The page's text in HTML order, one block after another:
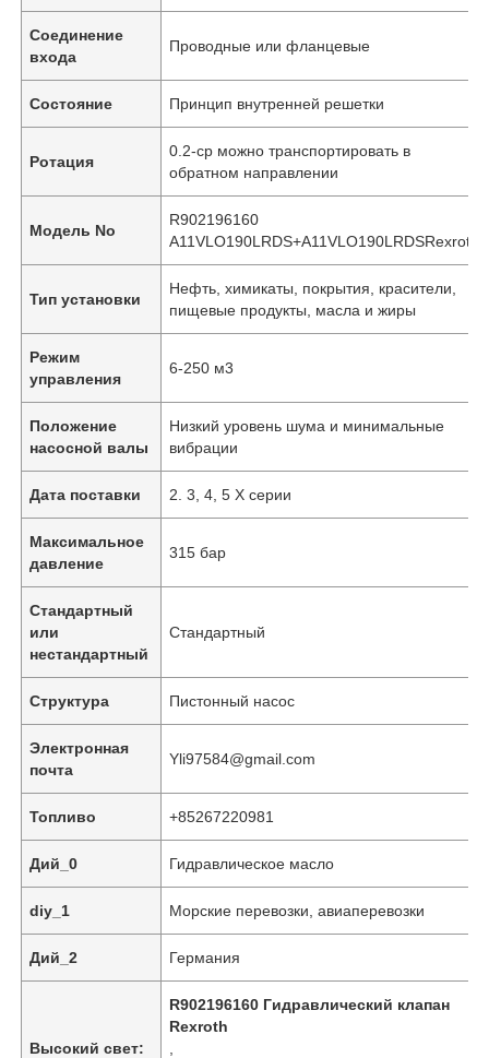
Домой
Продукция
Видео
О нас
Экскурсия по заводу
Соединение
входа
Проводные или фланцевые
Состояние Принцип внутренней решетки
Ротация
0.2-cp можно транспортировать в
обратном направлении
Модель No
R902196160
A11VLO190LRDS+A11VLO190LRDSRexroth
Тип установки
Нефть, химикаты, покрытия, красители,
пищевые продукты, масла и жиры
Режим
управления
6-250 м3
Положение
насосной валы
Низкий уровень шума и минимальные
вибрации
Дата поставки 2. 3, 4, 5 X серии
Максимальное
давление
315 бар
Стандартный
или
нестандартный
Стандартный
Структура Пистонный насос
Электронная
почта
Yli97584@gmail.com
Топливо +85267220981
Дий_0 Гидравлическое масло
diy_1 Морские перевозки, авиаперевозки
Дий_2 Германия
Высокий свет:
R902196160 Гидравлический клапан
Rexroth